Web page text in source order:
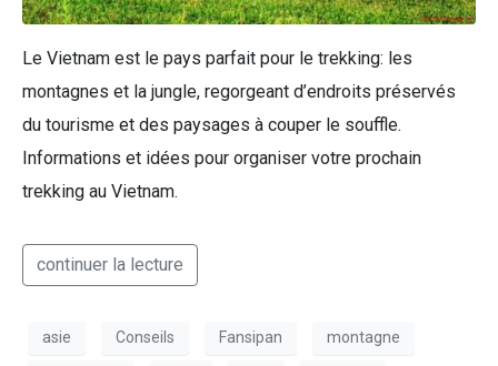
Le Vietnam est le pays parfait pour le trekking: les
montagnes et la jungle, regorgeant d’endroits préservés
du tourisme et des paysages à couper le souffle.
Informations et idées pour organiser votre prochain
trekking au Vietnam.
continuer la lecture
asie Conseils Fansipan montagne